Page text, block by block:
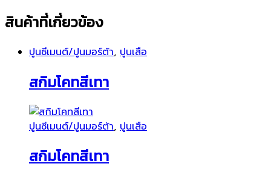
สินค้าที่เกี่ยวข้อง
ปูนซีเมนต์/ปูนมอร์ต้า, ปูนเสือ
สกิมโคทสีเทา
ปูนซีเมนต์/ปูนมอร์ต้า, ปูนเสือ
สกิมโคทสีเทา